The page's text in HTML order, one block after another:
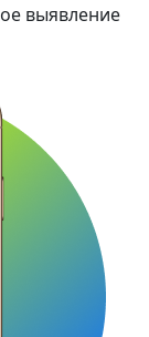
выявление